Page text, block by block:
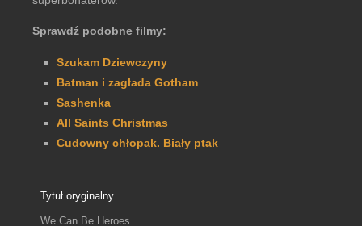
Sprawdź podobne filmy:
Szukam Dziewczyny
Batman i zagłada Gotham
Sashenka
All Saints Christmas
Cudowny chłopak. Biały ptak
Tytuł oryginalny
We Can Be Heroes